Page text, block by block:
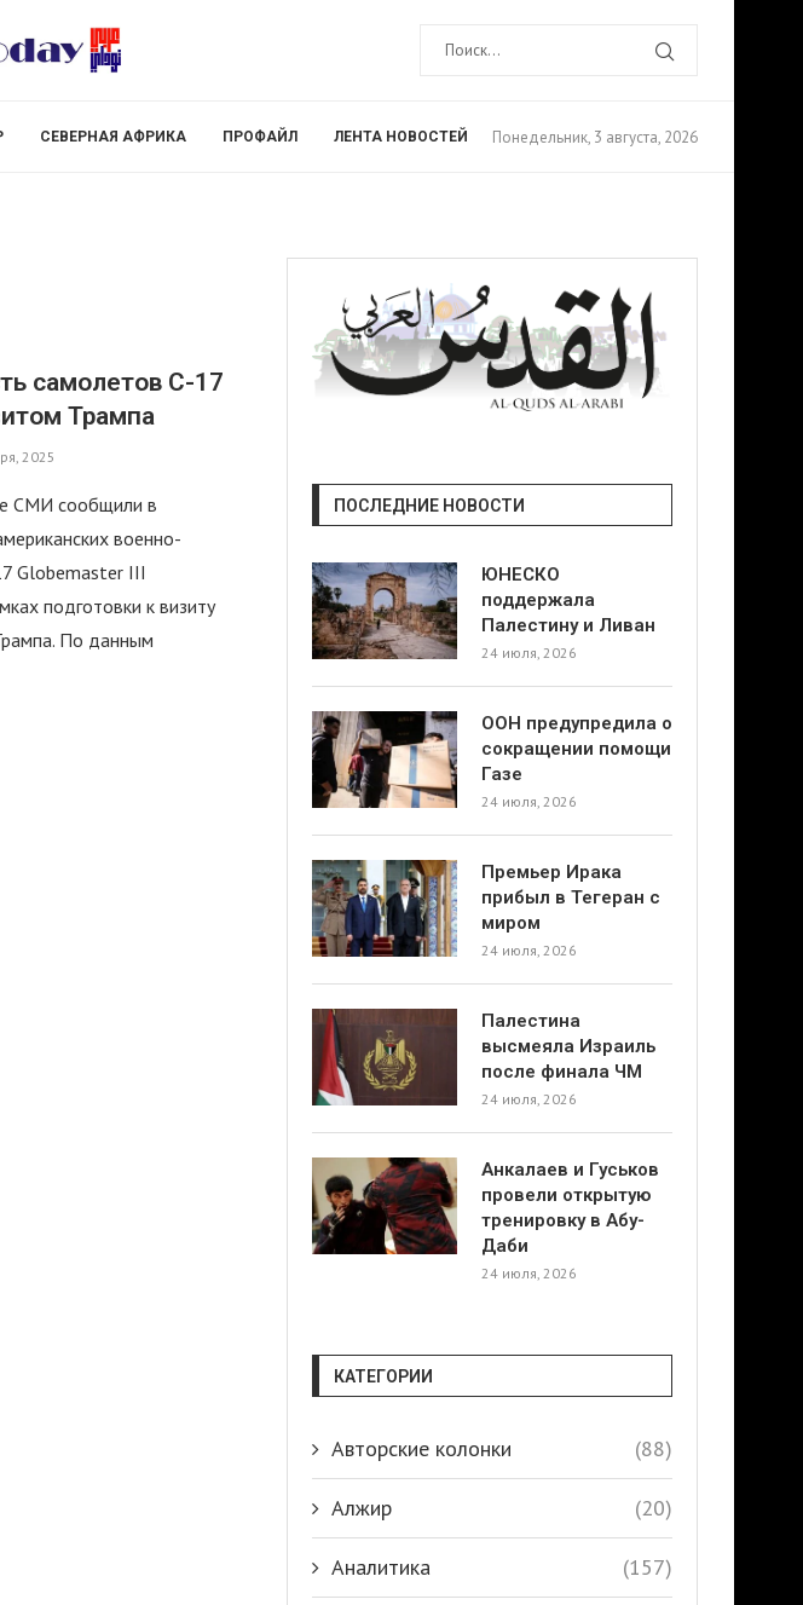
СЕВЕРНАЯ АФРИКА ПРОФАЙЛ ЛЕНТА НОВОСТЕЙ Понедельник, 3 августа, 2026
самолетов C-17
Трампа
2025
СМИ сообщили в
военно-
Globemaster III
подготовки к визиту
По данным
ПОСЛЕДНИЕ НОВОСТИ
ЮНЕСКО
поддержала
Палестину и Ливан
24 июля, 2026
ООН предупредила о
сокращении помощи
Газе
24 июля, 2026
Премьер Ирака
прибыл в Тегеран с
миром
24 июля, 2026
Палестина
высмеяла Израиль
после финала ЧМ
24 июля, 2026
Анкалаев и Гуськов
провели открытую
тренировку в Абу-
Даби
24 июля, 2026
КАТЕГОРИИ
Авторские колонки (88)
Алжир (20)
Аналитика (157)